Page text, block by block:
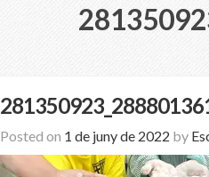
Posted on 1 de juny de 2022 by